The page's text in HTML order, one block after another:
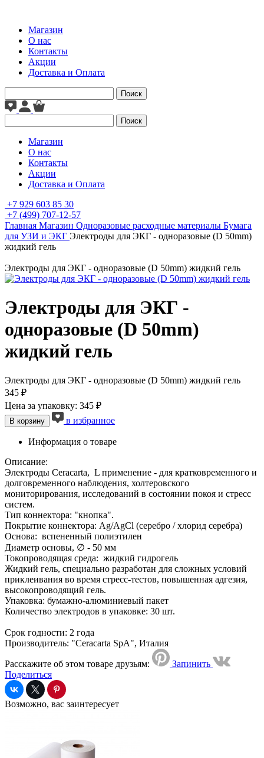
Магазин
О нас
Контакты
Акции
Доставка и Оплата
Поиск
Поиск
Магазин
О нас
Контакты
Акции
Доставка и Оплата
+7 929 603 85 30
+7 (499) 707-12-57
Главная Магазин Одноразовые расходные материалы Бумага
для УЗИ и ЭКГ Электроды для ЭКГ - одноразовые (D 50mm)
жидкий гель
Электроды для ЭКГ - одноразовые (D 50mm) жидкий гель
Электроды для ЭКГ -
одноразовые (D 50mm)
жидкий гель
Электроды для ЭКГ - одноразовые (D 50mm) жидкий гель
345 ₽
Цена за упаковку: 345 ₽
В корзину в избранное
Информация о товаре
Описание:
Электроды Ceracarta, L применение - для кратковременного и
долговременного наблюдения, холтеровского
мониторирования, исследований в состоянии покоя и стресс
систем.
Тип коннектора: "кнопка".
Покрытие коннектора: Ag/AgCl (серебро / хлорид серебра)
Основа: вспененный полиэтилен
Диаметр основы, ∅ - 50 мм
Токопроводящая среда: жидкий гидрогель
Жидкий гель, специально разработан для сложных условий
приклеивания во время стресс-тестов, повышенная адгезия,
высокопроводящий гель.
Упаковка: бумажно-алюминиевый пакет
Количество электродов в упаковке: 30 шт.
Срок годности: 2 года
Производитель: "Ceracarta SpA", Италия
Расскажите об этом товаре друзьям:
Запинить
Поделиться
Возможно, вас заинтересует